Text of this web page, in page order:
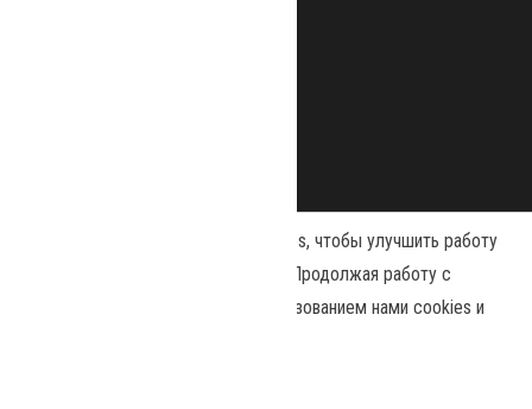
Наш сайт использует файлы cookies, чтобы улучшить работу
и повысить эффективность сайта. Продолжая работу с
сайтом, вы соглашаетесь с использованием нами cookies и